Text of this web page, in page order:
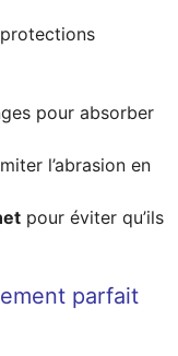
pour absorber
l’abrasion en
pour éviter qu’ils
parfait